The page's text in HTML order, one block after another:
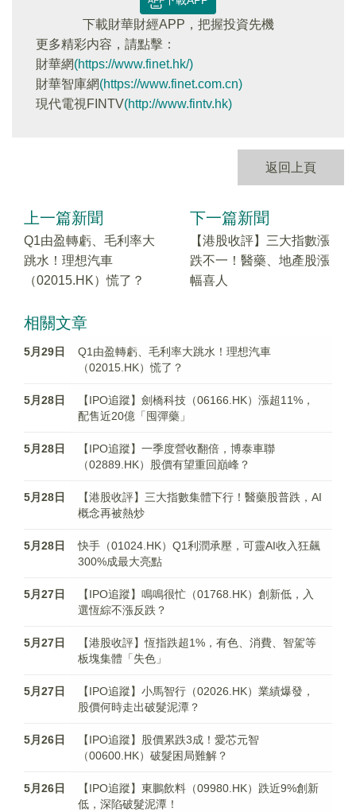
下載財華財經APP，把握投資先機
更多精彩内容，請點擊：
財華網(https://www.finet.hk/)
財華智庫網(https://www.finet.com.cn)
現代電視FINTV(http://www.fintv.hk)
返回上頁
上一篇新聞
Q1由盈轉虧、毛利率大
跳水！理想汽車
（02015.HK）慌了？
下一篇新聞
【港股收評】三大指數漲
跌不一！醫藥、地產股漲
幅喜人
相關文章
5月29日
Q1由盈轉虧、毛利率大跳水！理想汽車
（02015.HK）慌了？
5月28日
【IPO追蹤】劍橋科技（06166.HK）漲超11%，
配售近20億「囤彈藥」
5月28日
【IPO追蹤】一季度營收翻倍，博泰車聯
（02889.HK）股價有望重回巔峰？
5月28日
【港股收評】三大指數集體下行！醫藥股普跌，AI
概念再被熱炒
5月28日
快手（01024.HK）Q1利潤承壓，可靈AI收入狂飆
300%成最大亮點
5月27日
【IPO追蹤】鳴鳴很忙（01768.HK）創新低，入
選恆綜不漲反跌？
5月27日
【港股收評】恆指跌超1%，有色、消費、智駕等
板塊集體「失色」
5月27日
【IPO追蹤】小馬智行（02026.HK）業績爆發，
股價何時走出破髮泥潭？
5月26日
【IPO追蹤】股價累跌3成！愛芯元智
（00600.HK）破髮困局難解？
5月26日
【IPO追蹤】東鵬飲料（09980.HK）跌近9%創新
低，深陷破髮泥潭！